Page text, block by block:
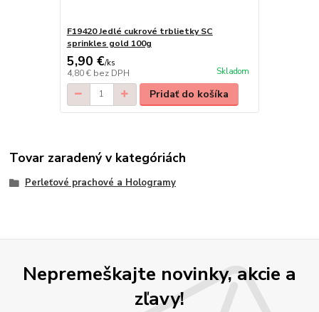
F19420 Jedlé cukrové trblietky SC
sprinkles gold 100g
5,90 €/ks
4,80 € bez DPH Skladom
Pridať do košíka
Tovar zaradený v kategóriách
Perleťové prachové a Hologramy
Nepremeškajte novinky, akcie a
zľavy!